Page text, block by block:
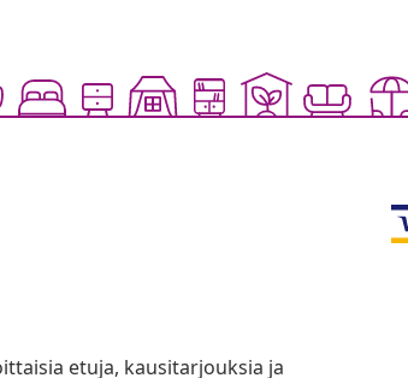
etuja, kausitarjouksia ja